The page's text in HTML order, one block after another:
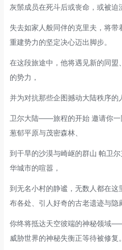
灰鬃成员在死斗后或丧命，或被迫
失去如家人般同伴的克里夫，将带
重建势力的坚定决心迈出脚步。
在这段旅途中，他将遇见新的同
的势力，
并为对抗那些企图撼动大陆秩序的
卫尔大陆——旅程的开始 邀请你一
葱郁平原与茂密森林、
到干旱的沙漠与崎岖的群山 帕卫
华城市的喧嚣，
到无名小村的静谧，无数人都在
布各处、引人好奇的古老遗迹与隐
你终将抵达天空彼端的神秘领域
威胁世界的神秘失衡正等待被修复。